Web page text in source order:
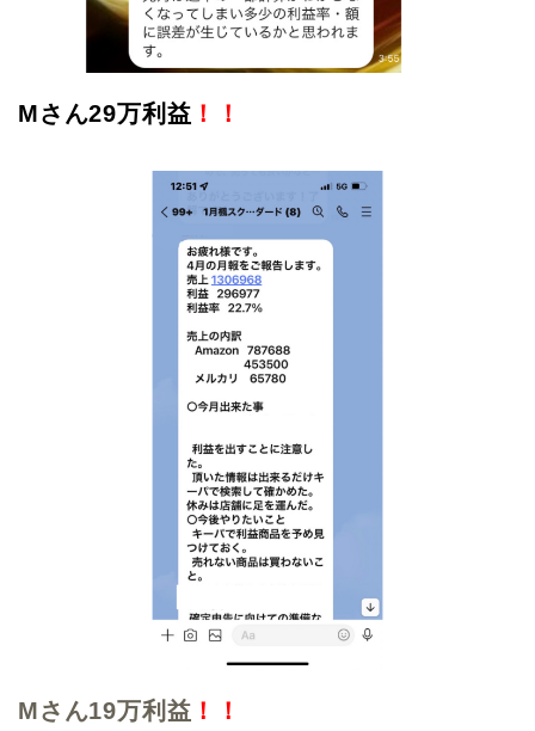
Mさん29万利益 ！！
Mさん19万利益 ！！